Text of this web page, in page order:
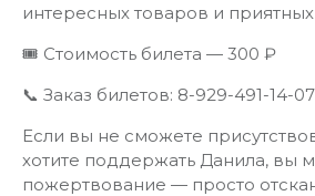
интересных товаров и
🎟 Стоимость билета — 300 ₽
📞 Заказ билетов: 8-929-491-14-07
Если вы не сможете
хотите поддержать Данила, вы
пожертвование — просто